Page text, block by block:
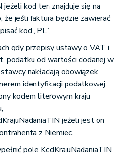
jeżeli kod ten znajduje się na
że jeśli faktura będzie zawierać
kod „PL”,
gdy przepisy ustawy o VAT i
podatku od wartości dodanej w
nakładają obowiązek
identyfikacji podatkowej,
kodem literowym kraju
jeżeli jest on
z Niemiec.
pole KodKrajuNadaniaTIN